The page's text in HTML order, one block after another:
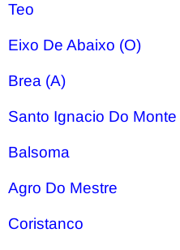
Teo
Eixo De Abaixo (O)
Brea (A)
Santo Ignacio Do Monte
Balsoma
Agro Do Mestre
Coristanco